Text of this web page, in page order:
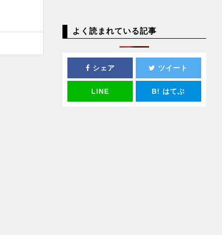
よく読まれている記事
シェア ツイート
LINE B! はてぶ